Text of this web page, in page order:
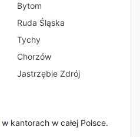
Bytom
Ruda Śląska
Tychy
Chorzów
Jastrzębie Zdrój
w kantorach w całej Polsce.